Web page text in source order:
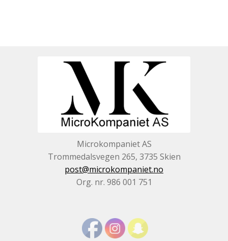
Microkompaniet AS
Trommedalsvegen 265, 3735 Skien
post@microkompaniet.no
Org. nr. 986 001 751